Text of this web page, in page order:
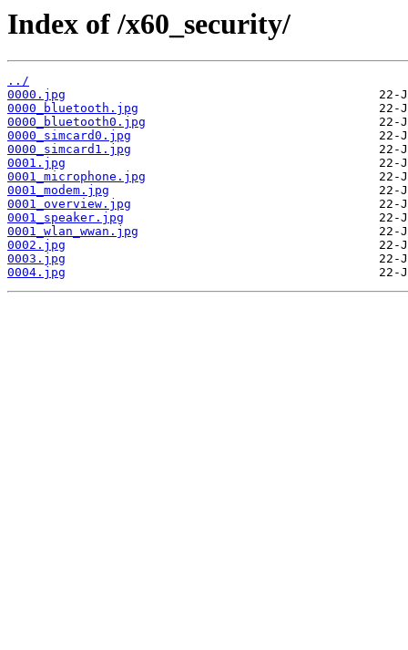
Index of /x60_security/
../
0000.jpg
0000_bluetooth.jpg
0000_bluetooth0.jpg
0000_simcard0.jpg
0000_simcard1.jpg
0001.jpg
0001_microphone.jpg
0001_modem.jpg
0001_overview.jpg
0001_speaker.jpg
0001_wlan_wwan.jpg
0002.jpg
0003.jpg
0004.jpg